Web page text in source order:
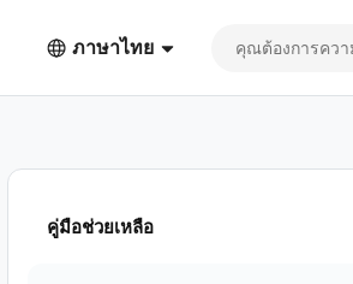
ภาษาไทย
คู่มือช่วยเหลือ